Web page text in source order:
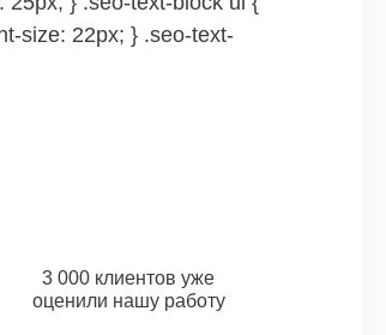
size: 22px; } .seo-text-
3 000 клиентов уже
оценили нашу работу